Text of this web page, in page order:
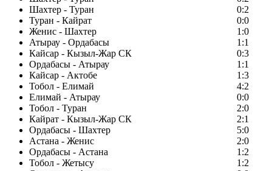
Шахтер - Туран
0:2
Туран - Кайрат
0:0
Женис - Шахтер
1:0
Атырау - Ордабасы
1:1
Кайсар - Кызыл-Жар СК
0:3
Ордабасы - Атырау
1:1
Кайсар - Актобе
1:3
Тобол - Елимай
4:2
Елимай - Атырау
0:0
Тобол - Туран
2:0
Кайрат - Кызыл-Жар СК
2:1
Ордабасы - Шахтер
5:0
Астана - Женис
2:0
Ордабасы - Астана
1:2
Тобол - Жетысу
1:2